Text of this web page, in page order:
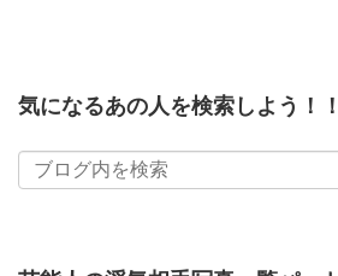
気になるあの人を検索しよう！！